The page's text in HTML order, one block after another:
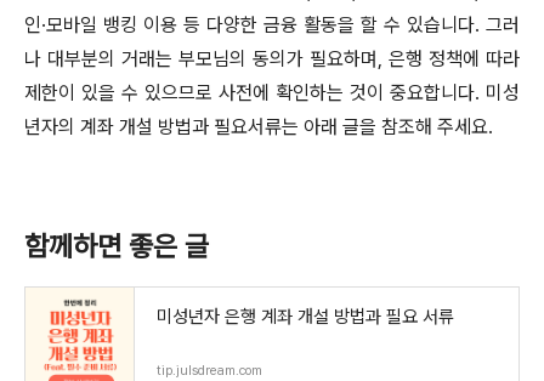
인·모바일 뱅킹 이용 등 다양한 금융 활동을 할 수 있습니다. 그러
나 대부분의 거래는 부모님의 동의가 필요하며, 은행 정책에 따라
제한이 있을 수 있으므로 사전에 확인하는 것이 중요합니다. 미성
년자의 계좌 개설 방법과 필요서류는 아래 글을 참조해 주세요.
함께하면 좋은 글
미성년자 은행 계좌 개설 방법과 필요 서류
tip.julsdream.com